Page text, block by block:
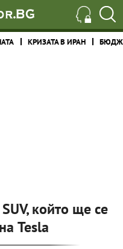
КРИЗАТА В ИРАН
който ще се
Tesla